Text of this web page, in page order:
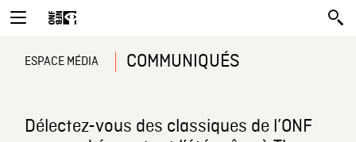
ESPACE MÉDIA COMMUNIQUÉS
Délectez-vous des classiques de l’ONF